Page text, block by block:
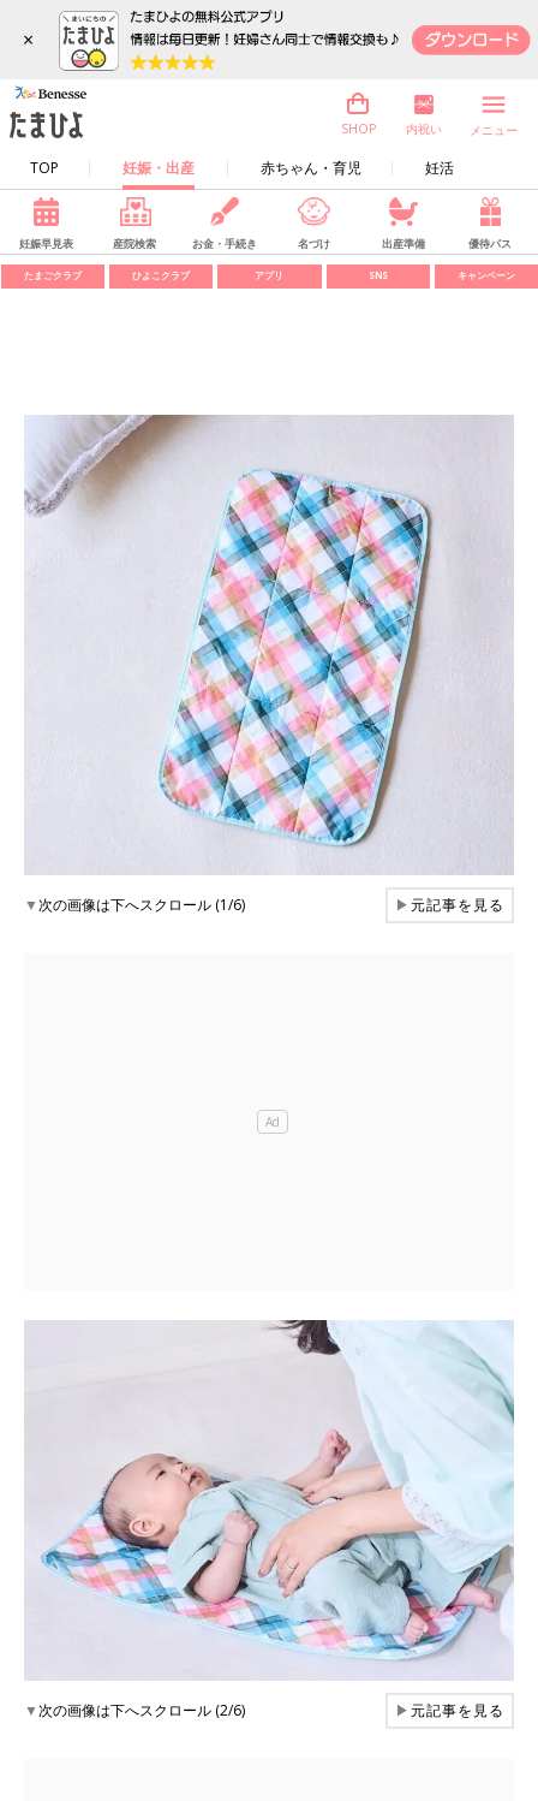
×
TOP 妊娠・出産 赤ちゃん・育児 妊活
SHOP 内祝い メニュー
妊娠早見表 産院検索 お金・手続き 名づけ 出産準備 優待パス
たまごクラブ ひよこクラブ アプリ SNS キャンペーン
▼次の画像は下へスクロール (1/6) ▶元記事を見る
▼次の画像は下へスクロール (2/6) ▶元記事を見る